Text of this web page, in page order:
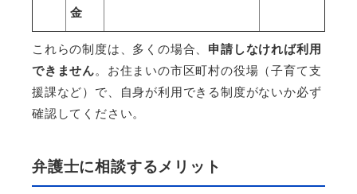
金
これらの制度は、多くの場合、 申請しなければ利用
できません。お住まいの市区町村の役場（子育て支
援課など）で、自身が利用できる制度がないか必ず
確認してください。
弁護士に相談するメリット